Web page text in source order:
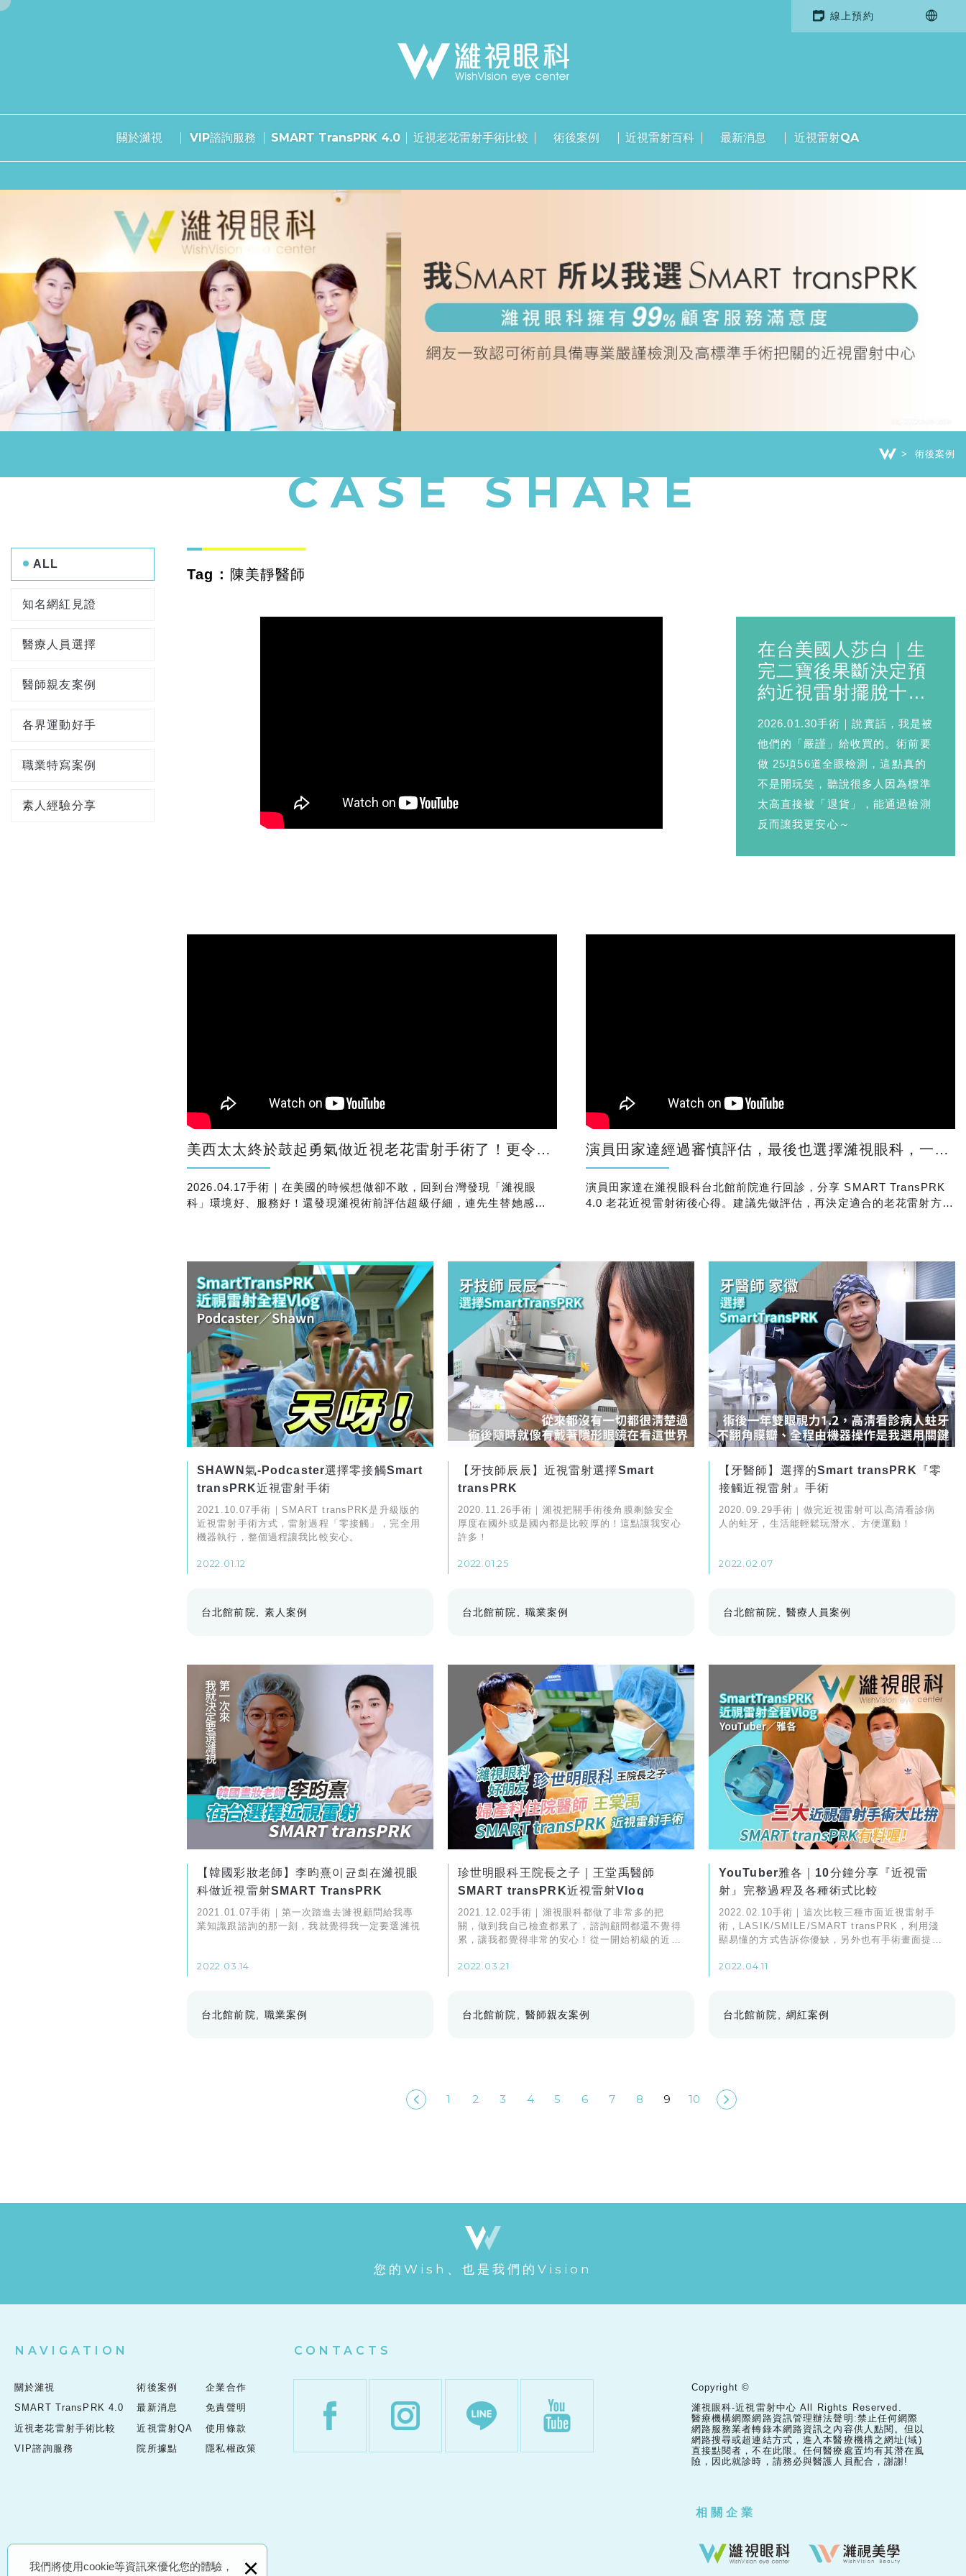
我們將使用cookie等資訊來優化您的體驗， ×
線上預約
關於濰視 VIP諮詢服務 SMART TransPRK 4.0 近視老花雷射手術比較 術後案例 近視雷射百科 最新消息 近視雷射QA
術後案例
CASE SHARE
ALL
知名網紅見證
醫療人員選擇
醫師親友案例
各界運動好手
職業特寫案例
素人經驗分享
Tag : 陳美靜醫師
在台美國人莎白｜生
完二寶後果斷決定預
約近視雷射擺脫十年
2026.01.30手術｜說實話，我是被
他們的「嚴謹」給收買的。術前要
做 25項56道全眼檢測，這點真的
不是開玩笑，聽說很多人因為標準
太高直接被「退貨」，能通過檢測
反而讓我更安心～
美西太太終於鼓起勇氣做近視老花雷射手術了！更令她放心的是，原來身邊也有朋友也都在濰視做
2026.04.17手術｜在美國的時候想做卻不敢，回到台灣發現「濰視眼
科」環境好、服務好！還發現濰視術前評估超級仔細，連先生替她感到
演員田家達經過審慎評估，最後也選擇濰視眼科，一次處理近視與老花！
演員田家達在濰視眼科台北館前院進行回診，分享 SMART TransPRK
4.0 老花近視雷射術後心得。建議先做評估，再決定適合的老花雷射方
SHAWN氣-Podcaster選擇零接觸Smart
transPRK近視雷射手術
2021.10.07手術｜SMART transPRK是升級版的
近視雷射手術方式，雷射過程「零接觸」，完全用
機器執行，整個過程讓我比較安心。
2022.01.12
台北館前院 素人案例
【牙技師辰辰】近視雷射選擇Smart
transPRK
2020.11.26手術｜濰視把關手術後角膜剩餘安全
厚度在國外或是國內都是比較厚的！這點讓我安心
許多！
2022.01.25
台北館前院 職業案例
【牙醫師】選擇的Smart transPRK『零
接觸近視雷射』手術
2020.09.29手術｜做完近視雷射可以高清看診病
人的蛀牙，生活能輕鬆玩潛水、方便運動！
2022.02.07
台北館前院 醫療人員案例
【韓國彩妝老師】李昀熹이균희在濰視眼
科做近視雷射SMART TransPRK
2021.01.07手術｜第一次踏進去濰視顧問給我專
業知識跟諮詢的那一刻，我就覺得我一定要選濰視
2022.03.14
台北館前院 職業案例
珍世明眼科王院長之子｜王堂禹醫師
SMART transPRK近視雷射Vlog
2021.12.02手術｜濰視眼科都做了非常多的把
關，做到我自己檢查都累了，諮詢顧問都還不覺得
累，讓我都覺得非常的安心！從一開始初級的近視
種評估。
2022.03.21
台北館前院 醫師親友案例
YouTuber雅各｜10分鐘分享『近視雷
射』完整過程及各種術式比較
2022.02.10手術｜這次比較三種市面近視雷射手
術，LASIK/SMILE/SMART transPRK，利用淺
顯易懂的方式告訴你優缺，另外也有手術畫面提供
2022.04.11
台北館前院 網紅案例
1 2 3 4 5 6 7 8 9 10
您的Wish、也是我們的Vision
NAVIGATION
關於濰視
SMART TransPRK 4.0
近視老花雷射手術比較
VIP諮詢服務
術後案例
最新消息
近視雷射QA
院所據點
企業合作
免責聲明
使用條款
隱私權政策
CONTACTS
Copyright ©
濰視眼科-近視雷射中心 All Rights Reserved.
醫療機構網際網路資訊管理辦法聲明:禁止任何網際
網路服務業者轉錄本網路資訊之內容供人點閱。但以
網路搜尋或超連結方式，進入本醫療機構之網址(域)
直接點閱者，不在此限。任何醫療處置均有其潛在風
險，因此就診時，請務必與醫護人員配合，謝謝!
相關企業